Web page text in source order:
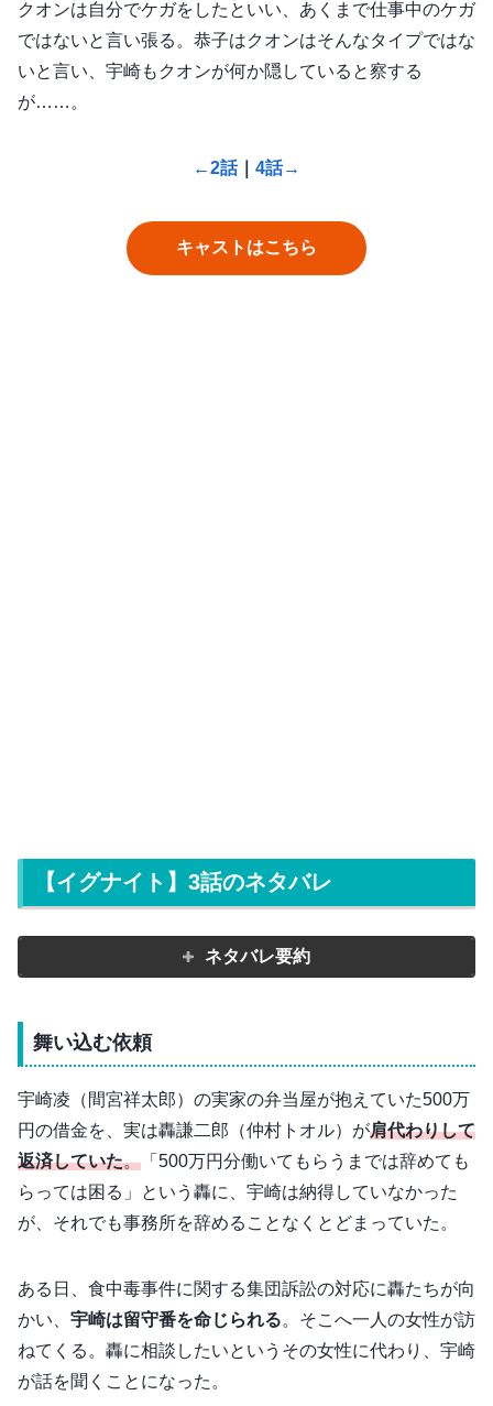
クオンは自分でケガをしたといい、あくまで仕事中のケガ
ではないと言い張る。恭子はクオンはそんなタイプではな
いと言い、宇崎もクオンが何か隠していると察する
が……。
←2話｜ 4話→
キャストはこちら
【イグナイト】3話のネタバレ
ネタバレ要約
舞い込む依頼
宇崎凌（間宮祥太郎）の実家の弁当屋が抱えていた500万
円の借金を、実は轟謙二郎（仲村トオル）が肩代わりして
返済していた。 「500万円分働いてもらうまでは辞めても
らっては困る」という轟に、宇崎は納得していなかった
が、それでも事務所を辞めることなくとどまっていた。
ある日、食中毒事件に関する集団訴訟の対応に轟たちが向
かい、 宇崎は留守番を命じられる。そこへ一人の女性が訪
ねてくる。轟に相談したいというその女性に代わり、宇崎
が話を聞くことになった。